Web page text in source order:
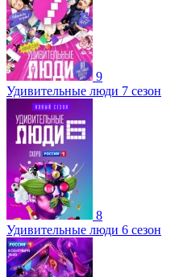
9
Удивительные люди 7 сезон
8
Удивительные люди 6 сезон